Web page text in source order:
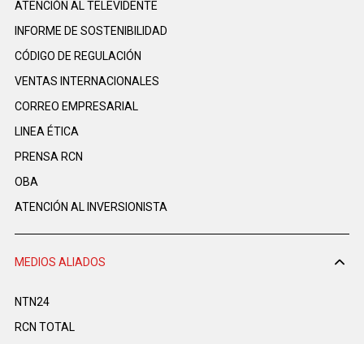
ATENCIÓN AL TELEVIDENTE
INFORME DE SOSTENIBILIDAD
CÓDIGO DE REGULACIÓN
VENTAS INTERNACIONALES
CORREO EMPRESARIAL
LINEA ÉTICA
PRENSA RCN
OBA
ATENCIÓN AL INVERSIONISTA
MEDIOS ALIADOS
NTN24
RCN TOTAL